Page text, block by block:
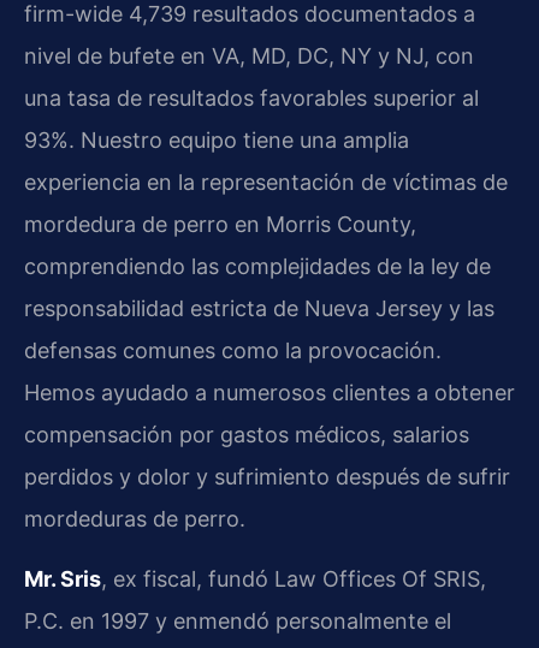
firm-wide 4,739 resultados documentados a
nivel de bufete en VA, MD, DC, NY y NJ, con
una tasa de resultados favorables superior al
93%. Nuestro equipo tiene una amplia
experiencia en la representación de víctimas de
mordedura de perro en Morris County,
comprendiendo las complejidades de la ley de
responsabilidad estricta de Nueva Jersey y las
defensas comunes como la provocación.
Hemos ayudado a numerosos clientes a obtener
compensación por gastos médicos, salarios
perdidos y dolor y sufrimiento después de sufrir
mordeduras de perro.
Mr. Sris, ex fiscal, fundó Law Offices Of SRIS,
P.C. en 1997 y enmendó personalmente el